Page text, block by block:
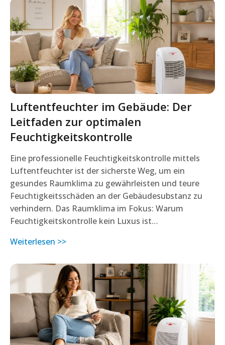
Luftentfeuchter im Gebäude: Der
Leitfaden zur optimalen
Feuchtigkeitskontrolle
Eine professionelle Feuchtigkeitskontrolle mittels
Luftentfeuchter ist der sicherste Weg, um ein
gesundes Raumklima zu gewährleisten und teure
Feuchtigkeitsschäden an der Gebäudesubstanz zu
verhindern. Das Raumklima im Fokus: Warum
Feuchtigkeitskontrolle kein Luxus ist…
Weiterlesen >>